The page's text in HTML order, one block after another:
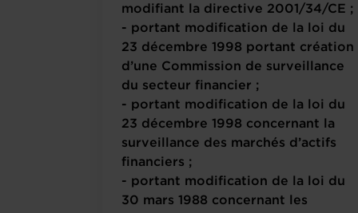
modifiant la directive 2001/34/CE ;
- portant modification de la loi du
23 décembre 1998 portant création
d’une Commission de surveillance
du secteur financier ;
- portant modification de la loi du
23 décembre 1998 concernant la
surveillance des marchés d’actifs
financiers ;
- portant modification de la loi du
30 mars 1988 concernant les